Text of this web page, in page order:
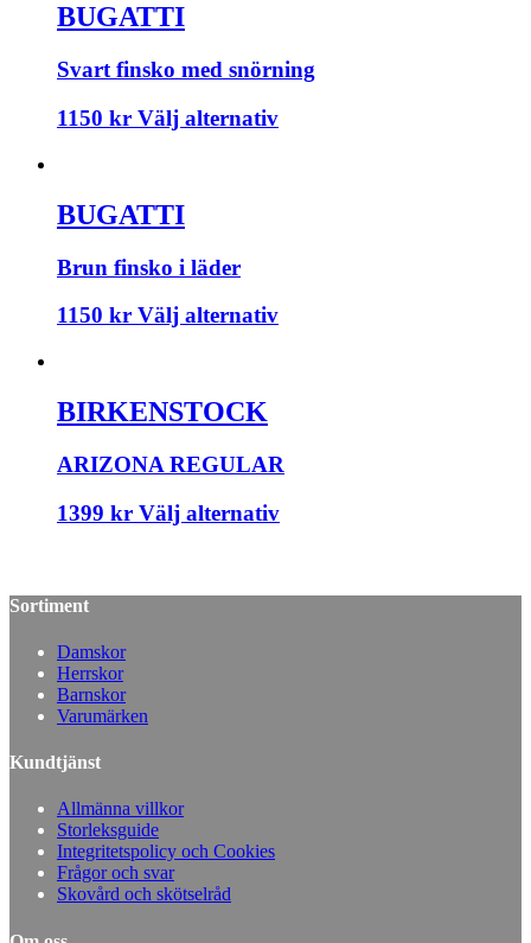
BUGATTI
Svart finsko med snörning
1150 kr Välj alternativ
BUGATTI
Brun finsko i läder
1150 kr Välj alternativ
BIRKENSTOCK
ARIZONA REGULAR
1399 kr Välj alternativ
Sortiment
Damskor
Herrskor
Barnskor
Varumärken
Kundtjänst
Allmänna villkor
Storleksguide
Integritetspolicy och Cookies
Frågor och svar
Skovård och skötselråd